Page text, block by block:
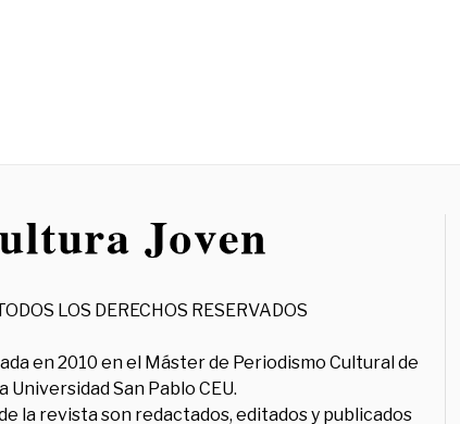
LOS DERECHOS RESERVADOS
en 2010 en el Máster de Periodismo Cultural de
la Universidad San Pablo CEU.
la revista son redactados, editados y publicados